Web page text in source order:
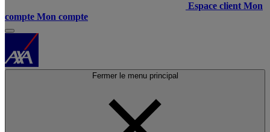
Espace client Mon
compte Mon compte
Fermer le menu principal